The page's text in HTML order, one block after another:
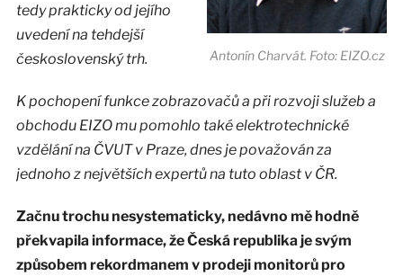
Antonín Charvát. Foto: EIZO.cz
tedy prakticky od jejího
uvedení na tehdejší
československý trh.
K pochopení funkce zobrazovačů a při rozvoji služeb a
obchodu EIZO mu pomohlo také elektrotechnické
vzdělání na ČVUT v Praze, dnes je považován za
jednoho z největších expertů na tuto oblast v ČR.
Začnu trochu nesystematicky, nedávno mě hodně
překvapila informace, že Česká republika je svým
způsobem rekordmanem v prodeji monitorů pro